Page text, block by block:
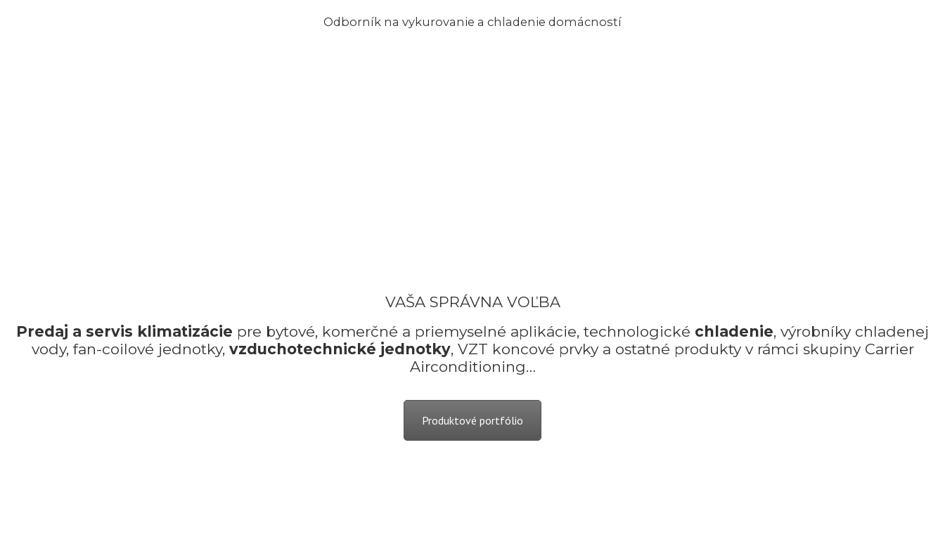
Odborník na vykurovanie a chladenie domácností
VAŠA SPRÁVNA VOĽBA
Predaj a servis klimatizácie pre bytové, komerčné a priemyselné aplikácie, technologické chladenie, výrobníky chladenej
vody, fan-coilové jednotky, vzduchotechnické jednotky, VZT koncové prvky a ostatné produkty v rámci skupiny Carrier
Airconditioning…
Produktové portfólio